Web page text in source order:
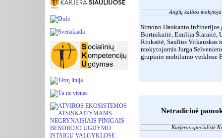
Anglų kalbos
Simono Daukanto
Bortnikaitė, Emilija Štaraitė,
Riukaitė, Saulius Vitkauskas
mokytojomis Jurga
grupinio mobilumo veiklose
Netradicinė
Karjeros specialistė